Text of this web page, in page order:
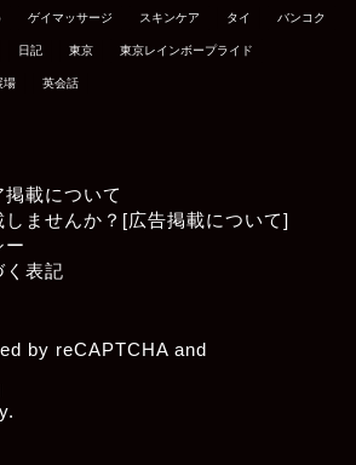
ゲイマッサージ スキンケア タイ バンコク
日記 東京 東京レインボープライド
場 英会話
載について
ませんか？[広告掲載について]
ー
く表記
by reCAPTCHA and